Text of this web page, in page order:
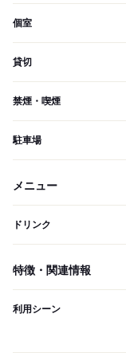
個室
貸切
禁煙・喫煙
駐車場
メニュー
ドリンク
特徴・関連情報
利用シーン